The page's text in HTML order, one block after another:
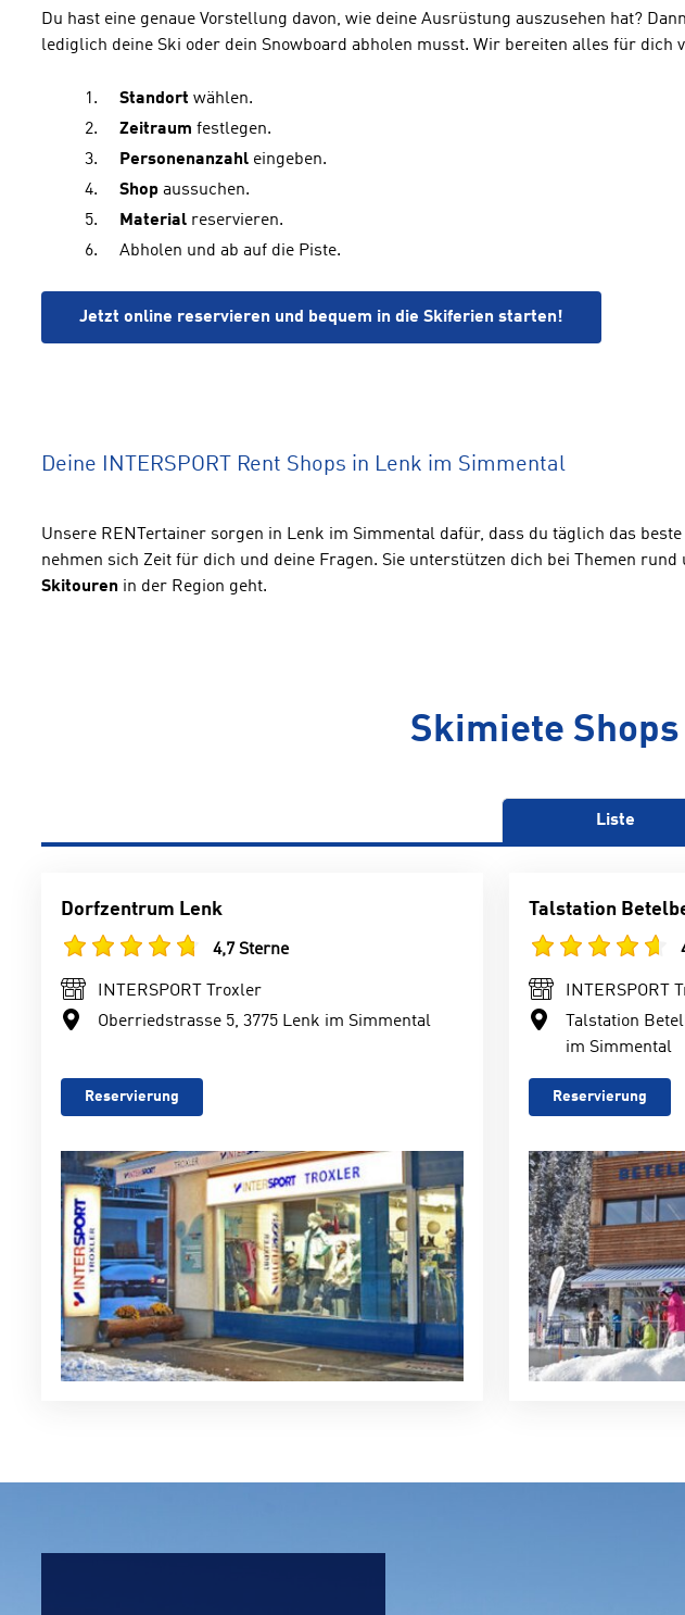
Du hast eine genaue Vorstellung davon, wie deine Ausrüstung auszusehen hat? Dann
lediglich deine Ski oder dein Snowboard abholen musst. Wir bereiten alles für dich
Standort wählen.
Zeitraum festlegen.
Personenanzahl eingeben.
Shop aussuchen.
Material reservieren.
Abholen und ab auf die Piste.
Jetzt online reservieren und bequem in die Skiferien starten!
Deine INTERSPORT Rent Shops in Lenk im Simmental
Unsere RENTertainer sorgen in Lenk im Simmental dafür, dass du täglich das
nehmen sich Zeit für dich und deine Fragen. Sie unterstützen dich bei Themen
Skitouren in der Region geht.
Skimiete
Liste
Dorfzentrum Lenk
4,7 Sterne
INTERSPORT Troxler
Oberriedstrasse 5, 3775 Lenk im Simmental
Reservierung
Talstation
INTERSPORT
Talstation
im Simmental
Reservierung